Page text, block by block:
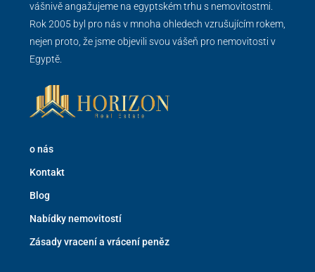
vášnivě angažujeme na egyptském trhu s nemovitostmi.
Rok 2005 byl pro nás v mnoha ohledech vzrušujícím rokem,
nejen proto, že jsme objevili svou vášeň pro nemovitosti v
Egyptě.
o nás
Kontakt
Blog
Nabídky nemovitostí
Zásady vracení a vrácení peněz